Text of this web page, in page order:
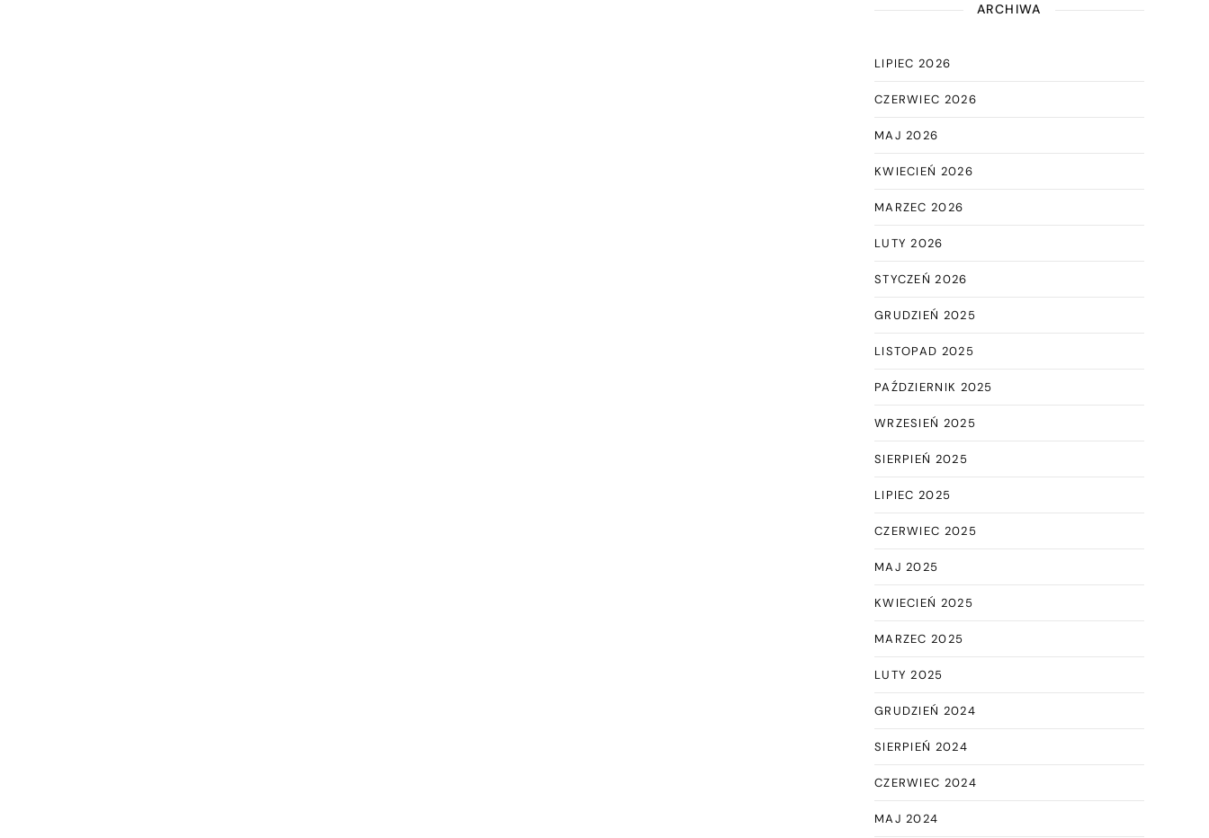
ARCHIWA
LIPIEC 2026
CZERWIEC 2026
MAJ 2026
KWIECIEŃ 2026
MARZEC 2026
LUTY 2026
STYCZEŃ 2026
GRUDZIEŃ 2025
LISTOPAD 2025
PAŹDZIERNIK 2025
WRZESIEŃ 2025
SIERPIEŃ 2025
LIPIEC 2025
CZERWIEC 2025
MAJ 2025
KWIECIEŃ 2025
MARZEC 2025
LUTY 2025
GRUDZIEŃ 2024
SIERPIEŃ 2024
CZERWIEC 2024
MAJ 2024